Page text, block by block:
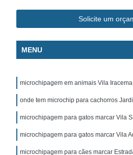
Solicite um
MENU
microchipagem em animais Vila Iracema
onde tem microchip para cachorros
microchipagem para gatos marcar Vila
microchipagem para gatos marcar Vila
microchipagem para cães marcar